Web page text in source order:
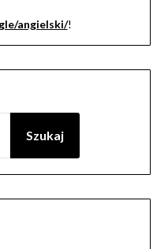
angielski/!
Szukaj